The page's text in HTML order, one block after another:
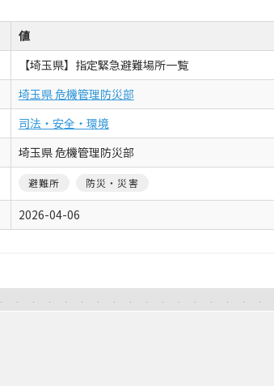
値
【埼玉県】指定緊急避難場所一覧
埼玉県 危機管理防災部
司法・安全・環境
埼玉県 危機管理防災部
避難所 防災・災害
2026-04-06